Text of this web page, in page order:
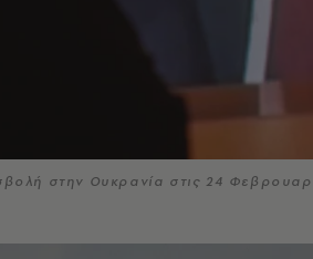
στην Ουκρανία στις 24